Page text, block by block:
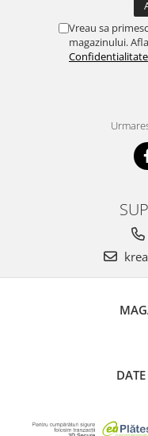
Perceperea timpului -
Stimulare senzoriala
Stimulare auditiva
Terapie de integrare
Vreau sa
magazinului.
Confidentialitate